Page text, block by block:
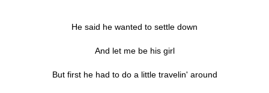
He said he wanted to settle down
And let me be his girl
But first he had to do a little travelin' around